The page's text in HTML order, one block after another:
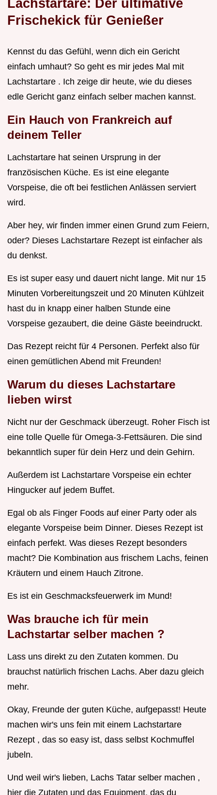
Lachstartare: Der ultimative
Frischekick für Genießer
Kennst du das Gefühl, wenn dich ein Gericht
einfach umhaut? So geht es mir jedes Mal mit
Lachstartare . Ich zeige dir heute, wie du dieses
edle Gericht ganz einfach selber machen kannst.
Ein Hauch von Frankreich auf
deinem Teller
Lachstartare hat seinen Ursprung in der
französischen Küche. Es ist eine elegante
Vorspeise, die oft bei festlichen Anlässen serviert
wird.
Aber hey, wir finden immer einen Grund zum Feiern,
oder? Dieses Lachstartare Rezept ist einfacher als
du denkst.
Es ist super easy und dauert nicht lange. Mit nur 15
Minuten Vorbereitungszeit und 20 Minuten Kühlzeit
hast du in knapp einer halben Stunde eine
Vorspeise gezaubert, die deine Gäste beeindruckt.
Das Rezept reicht für 4 Personen. Perfekt also für
einen gemütlichen Abend mit Freunden!
Warum du dieses Lachstartare
lieben wirst
Nicht nur der Geschmack überzeugt. Roher Fisch ist
eine tolle Quelle für Omega-3-Fettsäuren. Die sind
bekanntlich super für dein Herz und dein Gehirn.
Außerdem ist Lachstartare Vorspeise ein echter
Hingucker auf jedem Buffet.
Egal ob als Finger Foods auf einer Party oder als
elegante Vorspeise beim Dinner. Dieses Rezept ist
einfach perfekt. Was dieses Rezept besonders
macht? Die Kombination aus frischem Lachs, feinen
Kräutern und einem Hauch Zitrone.
Es ist ein Geschmacksfeuerwerk im Mund!
Was brauche ich für mein
Lachstartar selber machen ?
Lass uns direkt zu den Zutaten kommen. Du
brauchst natürlich frischen Lachs. Aber dazu gleich
mehr.
Okay, Freunde der guten Küche, aufgepasst! Heute
machen wir's uns fein mit einem Lachstartare
Rezept , das so easy ist, dass selbst Kochmuffel
jubeln.
Und weil wir's lieben, Lachs Tatar selber machen ,
hier die Zutaten und das Equipment, das du